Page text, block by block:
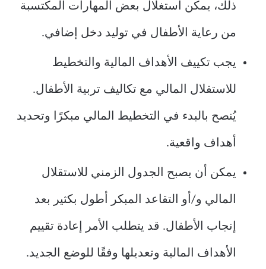
ذلك، يمكن استغلال بعض المهارات المكتسبة
من رعاية الأطفال في توليد دخل إضافي.
يجب تكييف الأهداف المالية والتخطيط
للاستقلال المالي مع تكاليف تربية الأطفال.
يُنصح بالبدء في التخطيط المالي مبكرًا وتحديد
أهداف واقعية.
يمكن أن يصبح الجدول الزمني للاستقلال
المالي و/أو التقاعد المبكر أطول بكثير بعد
إنجاب الأطفال. قد يتطلب الأمر إعادة تقييم
الأهداف المالية وتعديلها وفقًا للوضع الجديد.